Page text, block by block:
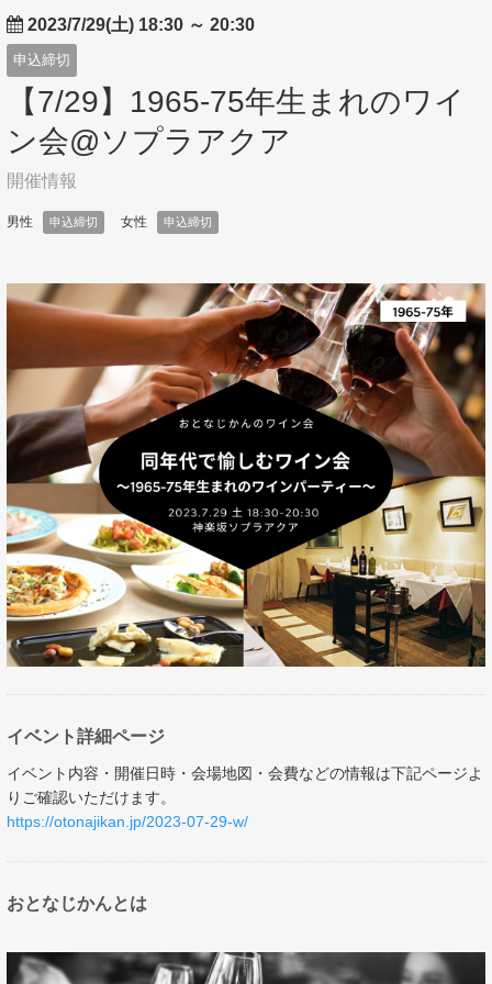
2023/7/29(土) 18:30 ～ 20:30
申込締切
【7/29】1965-75年生まれのワイ
ン会@ソプラアクア
開催情報
男性 申込締切 女性 申込締切
イベント詳細ページ
イベント内容・開催日時・会場地図・会費などの情報は下記ページよ
りご確認いただけます。
https://otonajikan.jp/2023-07-29-w/​​​​​​​
おとなじかんとは